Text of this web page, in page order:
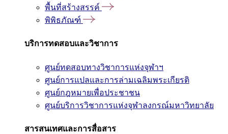
พื้นที่สร้างสรรค์
พิพิธภัณฑ์
บริการทดสอบและวิชาการ
ศูนย์ทดสอบทางวิชาการแห่งจุฬาฯ
ศูนย์การแปลและการล่ามเฉลิมพระเกียรติ
ศูนย์กฎหมายเพื่อประชาชน
ศูนย์บริการวิชาการแห่งจุฬาลงกรณ์มหาวิทยาลัย
สารสนเทศและการสื่อสาร